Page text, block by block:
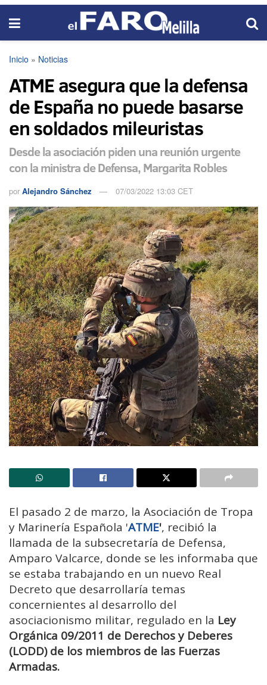
Inicio » Noticias
ATME asegura que la defensa
de España no puede basarse
en soldados mileuristas
Desde la asociación piden una reunión urgente
con la ministra de Defensa, Margarita Robles
por Alejandro Sánchez 07/03/2022 13:03 CET
El pasado 2 de marzo, la Asociación de Tropa
y Marinería Española 'ATME', recibió la
llamada de la subsecretaría de Defensa,
Amparo Valcarce, donde se les informaba que
se estaba trabajando en un nuevo Real
Decreto que desarrollaría temas
concernientes al desarrollo del
asociacionismo militar, regulado en la Ley
Orgánica 09/2011 de Derechos y Deberes
(LODD) de los miembros de las Fuerzas
Armadas.